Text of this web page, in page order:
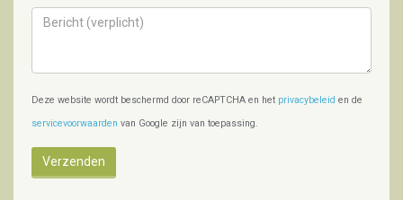
Deze website wordt beschermd door reCAPTCHA en het privacybeleid en de
servicevoorwaarden van Google zijn van toepassing.